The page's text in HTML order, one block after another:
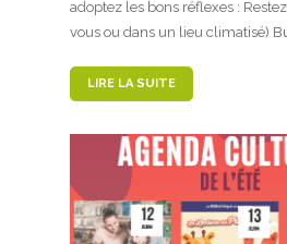
adoptez les bons réflexes :
vous ou dans un lieu climatisé)
LIRE LA SUITE